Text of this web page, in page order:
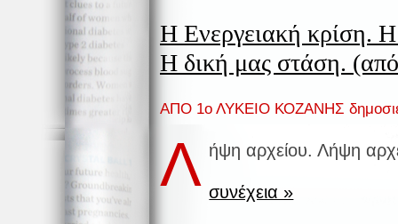
Η Ενεργειακή κρίση.
Η δική μας στάση.
ΑΠΟ 1ο ΛΥΚΕΙΟ ΚΟΖΑΝΗΣ
Λ ήψη αρχείου. Λήψη
συνέχεια »